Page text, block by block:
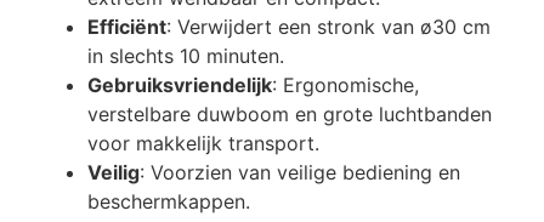
Efficiënt: Verwijdert een stronk van ø30 cm
in slechts 10 minuten.
Gebruiksvriendelijk: Ergonomische,
verstelbare duwboom en grote luchtbanden
voor makkelijk transport.
Veilig: Voorzien van veilige bediening en
beschermkappen.